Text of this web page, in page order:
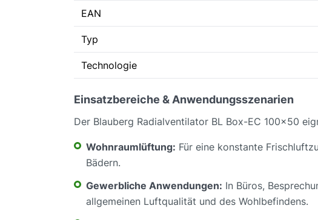
EAN
Typ
Technologie
Einsatzbereiche & Anwendungsszenarien
Der Blauberg Radialventilator BL Box-EC 100x50
Wohnraumlüftung: Für eine konstante
Bädern.
Gewerbliche Anwendungen: In Büros,
allgemeinen Luftqualität und des Wohlbefindens.